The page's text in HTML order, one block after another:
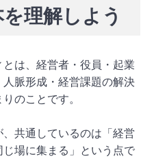
理解しよう
は、経営者・役員・起業
脈形成・経営課題の解決
のことです。
共通しているのは「経営
場に集まる」という点で